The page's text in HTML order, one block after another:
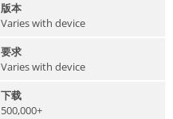
版本
Varies with device
要求
Varies with device
下载
500,000+